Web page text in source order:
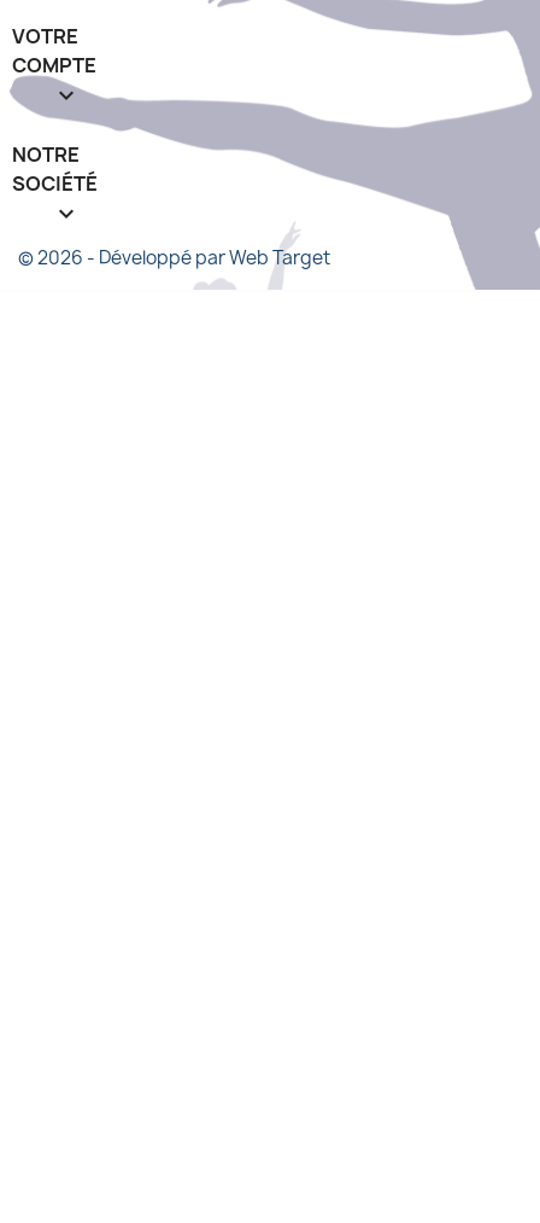
VOTRE
COMPTE

NOTRE
SOCIÉTÉ
keyboard_arrow_down
© 2026 - Développé par Web Target